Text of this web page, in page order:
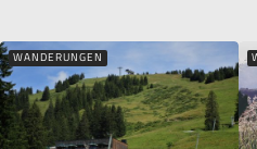
WANDERUNGEN